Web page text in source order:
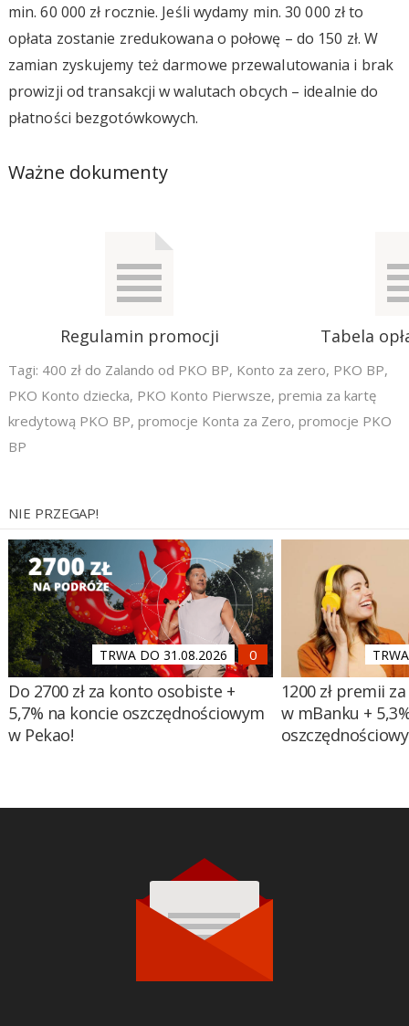
min. 60 000 zł rocznie. Jeśli wydamy min. 30 000 zł to
opłata zostanie zredukowana o połowę – do 150 zł. W
zamian zyskujemy też darmowe przewalutowania i brak
prowizji od transakcji w walutach obcych – idealnie do
płatności bezgotówkowych.
Ważne dokumenty
Regulamin promocji Tabela
Tagi: 400 zł do Zalando od PKO BP, Konto za zero, PKO BP,
PKO Konto dziecka, PKO Konto Pierwsze, premia za kartę
kredytową PKO BP, promocje Konta za Zero, promocje PKO
BP
NIE PRZEGAP!
TRWA DO 31.08.2026
Do 2700 zł za konto osobiste +
5,7% na koncie oszczędnościowym
w Pekao!
1200 zł premii
w mBanku +